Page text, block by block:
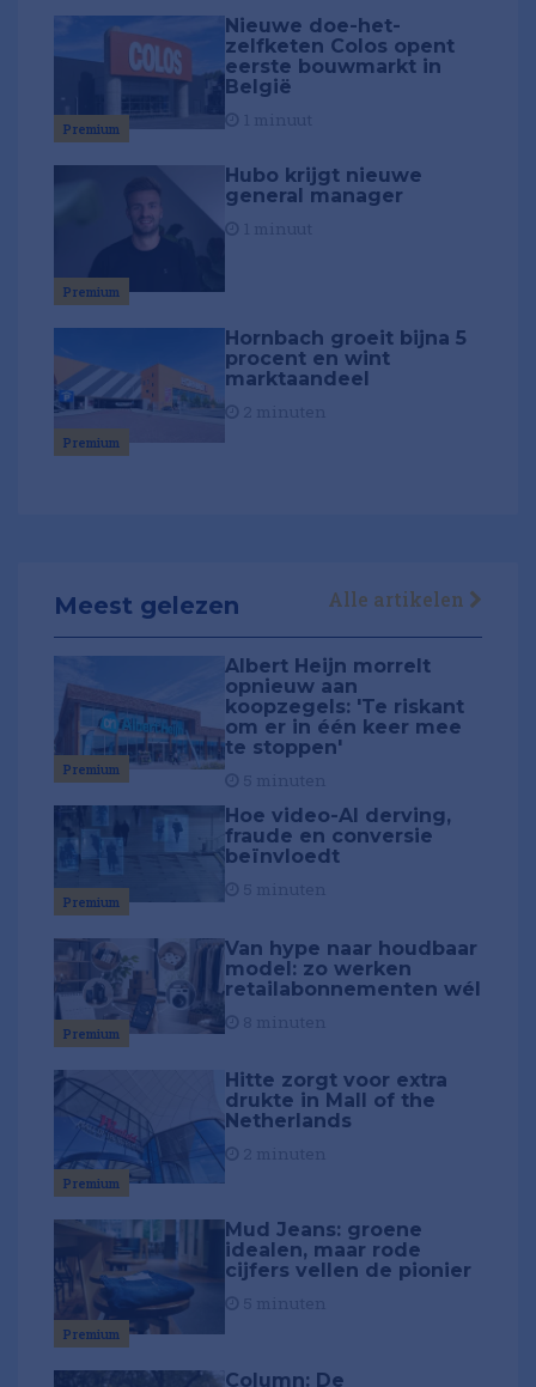
Premium
Nieuwe doe-het-
zelfketen Colos opent
eerste bouwmarkt in
België
Premium
Hubo krijgt nieuwe
general manager
Premium
Hornbach groeit bijna 5
procent en wint
marktaandeel
Meest gelezen Alle artikelen
Premium
Albert Heijn morrelt
opnieuw aan
koopzegels: 'Te riskant
om er in één keer mee
te stoppen'
Premium
Hoe video-AI derving,
fraude en conversie
beïnvloedt
Premium
Van hype naar houdbaar
model: zo werken
retailabonnementen wél
Premium
Hitte zorgt voor extra
drukte in Mall of the
Netherlands
Premium
Mud Jeans: groene
idealen, maar rode
cijfers vellen de pionier
Column: De